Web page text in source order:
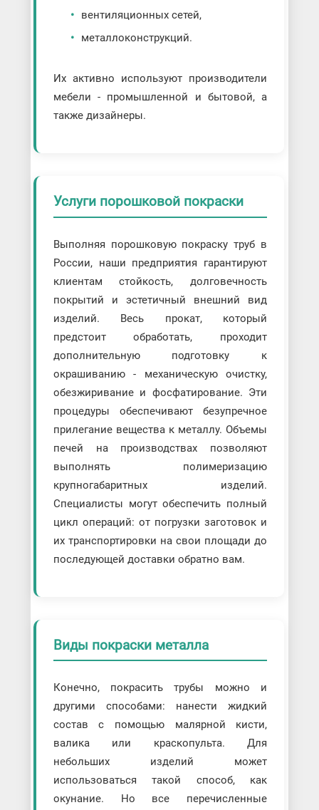
вентиляционных сетей,
металлоконструкций.
Их активно используют производители
мебели - промышленной и бытовой, а
также дизайнеры.
Услуги порошковой покраски
Выполняя порошковую покраску труб в
России, наши предприятия гарантируют
клиентам стойкость, долговечность
покрытий и эстетичный внешний вид
изделий. Весь прокат, который
предстоит обработать, проходит
дополнительную подготовку к
окрашиванию - механическую очистку,
обезжиривание и фосфатирование. Эти
процедуры обеспечивают безупречное
прилегание вещества к металлу. Объемы
печей на производствах позволяют
выполнять полимеризацию
крупногабаритных изделий.
Специалисты могут обеспечить полный
цикл операций: от погрузки заготовок и
их транспортировки на свои площади до
последующей доставки обратно вам.
Виды покраски металла
Конечно, покрасить трубы можно и
другими способами: нанести жидкий
состав с помощью малярной кисти,
валика или краскопульта. Для
небольших изделий может
использоваться такой способ, как
окунание. Но все перечисленные